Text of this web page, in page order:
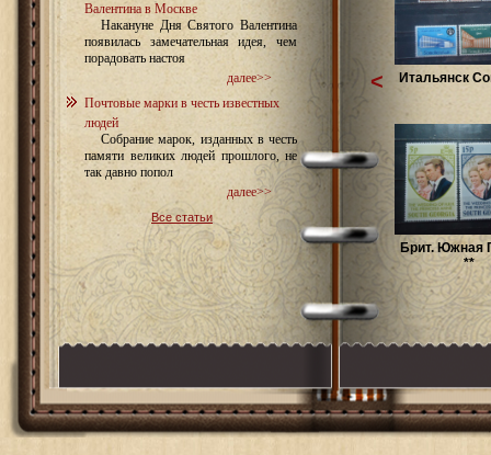
Валентина в Москве
Накануне Дня Святого Валентина
появилась замечательная идея, чем
порадовать настоя
далее>>
Почтовые марки в честь известных
людей
Собрание марок, изданных в честь
памяти великих людей прошлого, не
так давно попол
далее>>
Все статьи
Итальянск
Брит. Южная
**
<